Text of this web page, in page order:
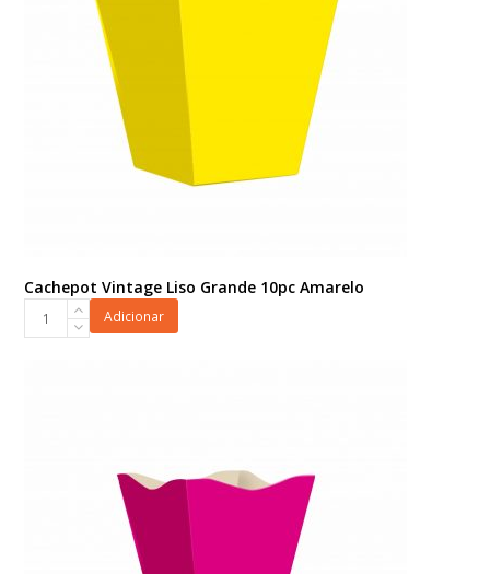
Cachepot Vintage Liso Grande 10pc Amarelo
Cachepot
Adicionar